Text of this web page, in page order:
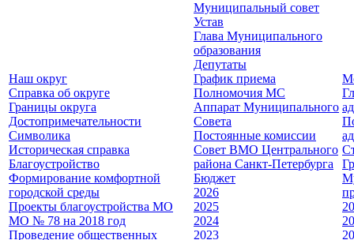
Наш округ
Справка об округе
Границы округа
Достопримечательности
Символика
Историческая справка
Благоустройство
Формирование комфортной
городской среды
Проекты благоустройства МО
МО № 78 на 2018 год
Проведение общественных
Муниципальный совет
Устав
Глава Муниципального
образования
Депутаты
График приема
Полномочия МС
Аппарат Муниципального
Совета
Постоянные комиссии
Совет ВМО Центрального
района Санкт-Петербурга
Бюджет
2026
2025
2024
2023